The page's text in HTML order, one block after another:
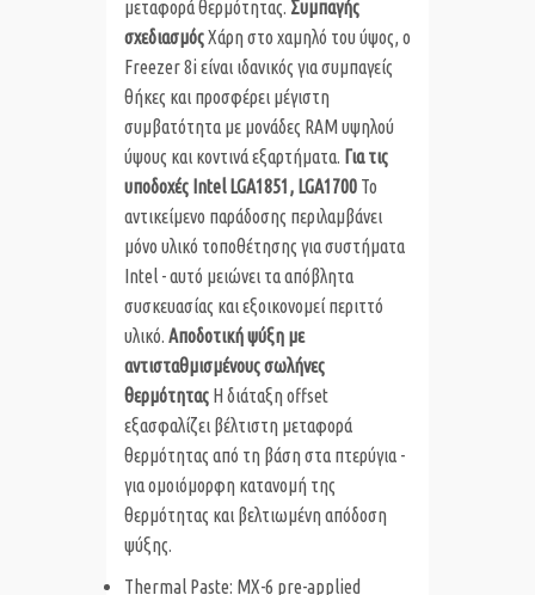
μεταφορά θερμότητας. Συμπαγής
σχεδιασμόςΧάρη στο χαμηλό του ύψος, ο
Freezer 8i είναι ιδανικός για συμπαγείς
θήκες και προσφέρει μέγιστη
συμβατότητα με μονάδες RAM υψηλού
ύψους και κοντινά εξαρτήματα. Για τις
υποδοχές Intel LGA1851, LGA1700 Το
αντικείμενο παράδοσης περιλαμβάνει
μόνο υλικό τοποθέτησης για συστήματα
Intel - αυτό μειώνει τα απόβλητα
συσκευασίας και εξοικονομεί περιττό
υλικό. Αποδοτική ψύξη με
αντισταθμισμένους σωλήνες
θερμότητας Η διάταξη offset
εξασφαλίζει βέλτιστη μεταφορά
θερμότητας από τη βάση στα πτερύγια -
για ομοιόμορφη κατανομή της
θερμότητας και βελτιωμένη απόδοση
ψύξης.
Thermal Paste: MX-6 pre-applied